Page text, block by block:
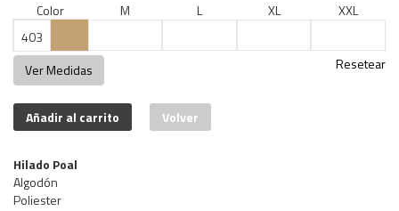
Color
M L XL
XXL
403
Ver Medidas
Resetear
Añadir al carrito Volver
Hilado Poal
Algodón
Poliester